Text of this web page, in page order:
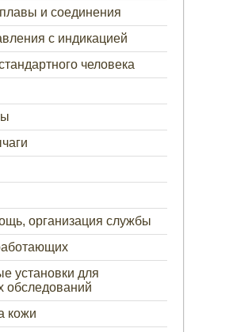
и соединения
с индикацией
человека
организация службы
установки для
обследований
кожи